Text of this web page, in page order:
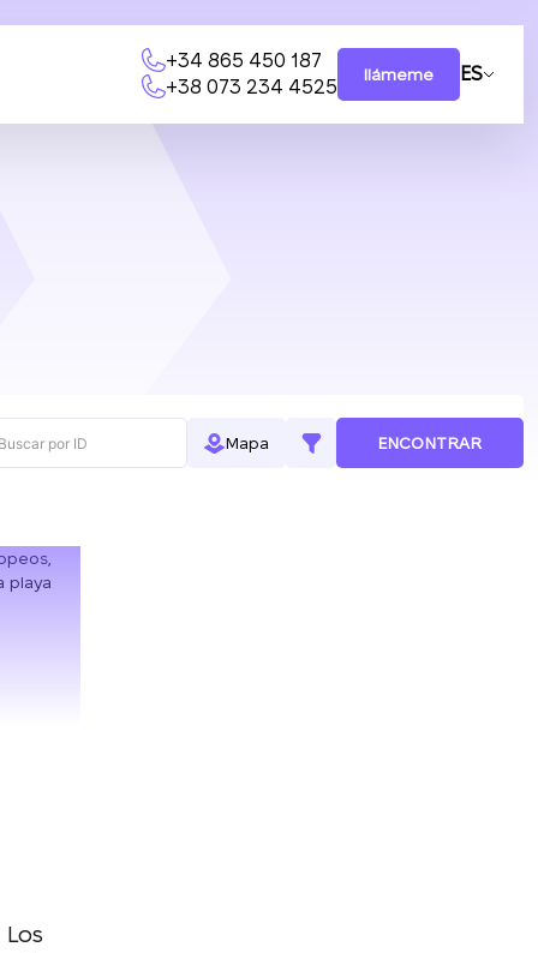
+34 865 450 187
+38 073 234 4525
llámeme ES
Mapa ENCONTRAR